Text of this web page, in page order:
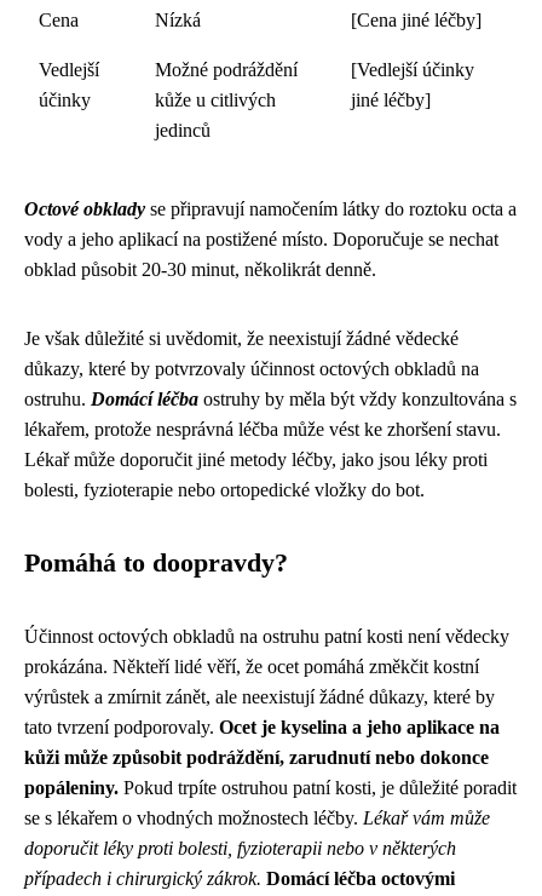
Cena Nízká [Cena jiné léčby]
Vedlejší
účinky
Možné podráždění
kůže u citlivých
jedinců
[Vedlejší účinky
jiné léčby]
Octové obklady se připravují namočením látky do roztoku octa a
vody a jeho aplikací na postižené místo. Doporučuje se nechat
obklad působit 20-30 minut, několikrát denně.
Je však důležité si uvědomit, že neexistují žádné vědecké
důkazy, které by potvrzovaly účinnost octových obkladů na
ostruhu. Domácí léčba ostruhy by měla být vždy konzultována s
lékařem, protože nesprávná léčba může vést ke zhoršení stavu.
Lékař může doporučit jiné metody léčby, jako jsou léky proti
bolesti, fyzioterapie nebo ortopedické vložky do bot.
Pomáhá to doopravdy?
Účinnost octových obkladů na ostruhu patní kosti není vědecky
prokázána. Někteří lidé věří, že ocet pomáhá změkčit kostní
výrůstek a zmírnit zánět, ale neexistují žádné důkazy, které by
tato tvrzení podporovaly. Ocet je kyselina a jeho aplikace na
kůži může způsobit podráždění, zarudnutí nebo dokonce
popáleniny. Pokud trpíte ostruhou patní kosti, je důležité poradit
se s lékařem o vhodných možnostech léčby. Lékař vám může
doporučit léky proti bolesti, fyzioterapii nebo v některých
případech i chirurgický zákrok. Domácí léčba octovými